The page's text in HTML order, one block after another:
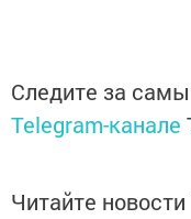
Следите за
Telegram-канале
Читайте